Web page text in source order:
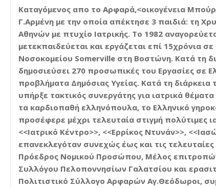
Καταγόμενος απο το Αρφαρά,<οικογένεια
Γ.Αρμένη με την οποία απέκτησε 3 παιδιά: τη
Αθηνών με πτυχίο Ιατρικής. Το 1982
μετεκπαιδεύεται και εργάζεται επί 15χρόνια
Νοσοκομείου Somerville στη Βοστώνη. Κατά τη
δημοσιεύσει 270 προσωπικές του Εργασίες σε
προβλήματα Δημόσιας Υγείας. Κατά τη διάρκεια
υπήρξε τακτικός συνεργάτης για ιατρικά
τα καρδιοπαθή ελληνόπουλα, το Ελληνικό
προσέφερε μέχρι τελευταία στιγμή πολύτιμες
<<Ιατρικό Κέντρο>>, <<Ερρίκος Ντυνάν>>,
επανεκλεγόταν συνεχώς έως και τις
Πρόεδρος Νομικού Προσώπου, Μέλος επιτροπών
Συλλόγου Πελοποννησίων Γαλατσίου και
Πολιτιστικό Σύλλογο Αρφαρών Αγ.Θεόδωροι,